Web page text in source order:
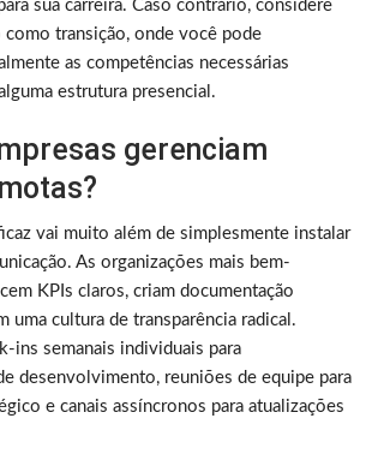
sua carreira. Caso contrário, considere
transição, onde você pode
as competências necessárias
estrutura presencial.
gerenciam
vai muito além de simplesmente instalar
As organizações mais bem-
KPIs claros, criam documentação
uma cultura de transparência radical.
ins semanais individuais para
desenvolvimento, reuniões de equipe para
e canais assíncronos para atualizações